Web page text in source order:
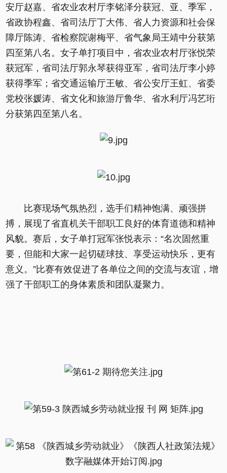
安厅赵嘉、省农业农村厅李铭泽分获冠、亚、季军，
省政协程鑫、省司法厅丁大伟、省人力资源和社会保
障厅陈涛、省检察院谢梅平、省气象局王靖中分获第
四至第八名。女子单打项目中，省农业农村厅张悦荣
获冠军，省司法厅郭永琴获得亚军，省司法厅李小婷
获得季军；省交通运输厅王敏、省公安厅王虹、省委
党校张媛涛、省文化和旅游厅鲁华、省水利厅冯艺珩
分获第四至第八名。
比赛现场气氛热烈，选手们精神饱满、顽强拼
搏，展现了省直机关干部职工良好的体育道德和精神
风貌。赛后，女子单打冠军张悦表示：“名次固然重
要，但能和大家一起切磋球技、享受运动快乐，更有
意义。”比赛有效促进了各单位之间的交流与友谊，增
强了干部职工的身体素质和团队凝聚力。